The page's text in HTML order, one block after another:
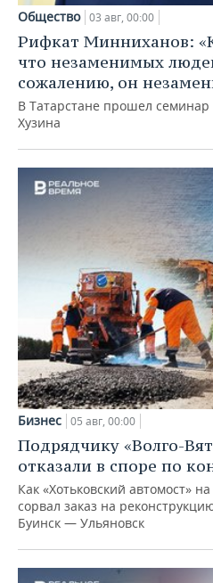
Общество 03 авг, 00:00
Рифкат Минниханов:
что незаменимых
сожалению, он
В Татарстане прошел семинар
Хузина
Бизнес 05 авг, 00:00
Подрядчику «Волго-
отказали в споре по
Как «Хотьковский автомост»
сорвал заказ на
Буинск — Ульяновск